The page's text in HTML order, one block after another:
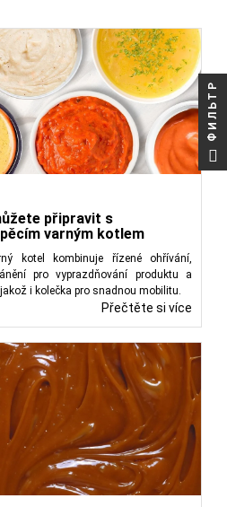
připravit s
varným kotlem
kotel kombinuje řízené ohřívání,
pro vyprazdňování produktu a
i kolečka pro snadnou mobilitu.
Přečtěte si více
ФИЛЬТР